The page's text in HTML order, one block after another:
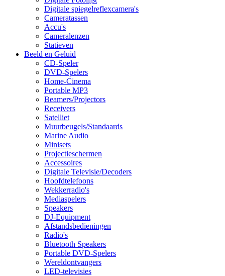
Digitale spiegelreflexcamera's
Cameratassen
Accu's
Cameralenzen
Statieven
Beeld en Geluid
CD-Speler
DVD-Spelers
Home-Cinema
Portable MP3
Beamers/Projectors
Receivers
Satelliet
Muurbeugels/Standaards
Marine Audio
Minisets
Projectieschermen
Accessoires
Digitale Televisie/Decoders
Hoofdtelefoons
Wekkerradio's
Mediaspelers
Speakers
DJ-Equipment
Afstandsbedieningen
Radio's
Bluetooth Speakers
Portable DVD-Spelers
Wereldontvangers
LED-televisies